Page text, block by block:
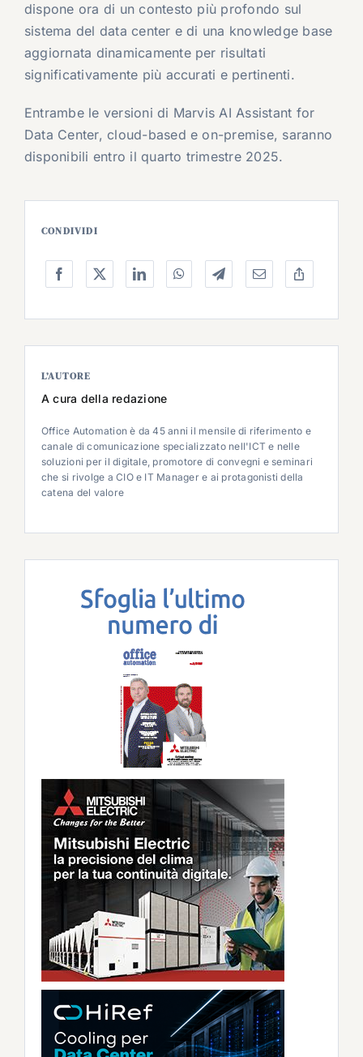
dispone ora di un contesto più profondo sul
sistema del data center e di una knowledge base
aggiornata dinamicamente per risultati
significativamente più accurati e pertinenti.
Entrambe le versioni di Marvis AI Assistant for
Data Center, cloud-based e on-premise, saranno
disponibili entro il quarto trimestre 2025.
CONDIVIDI
L’AUTORE
A cura della redazione
Office Automation è da 45 anni il mensile di riferimento e
canale di comunicazione specializzato nell'ICT e nelle
soluzioni per il digitale, promotore di convegni e seminari
che si rivolge a CIO e IT Manager e ai protagonisti della
catena del valore